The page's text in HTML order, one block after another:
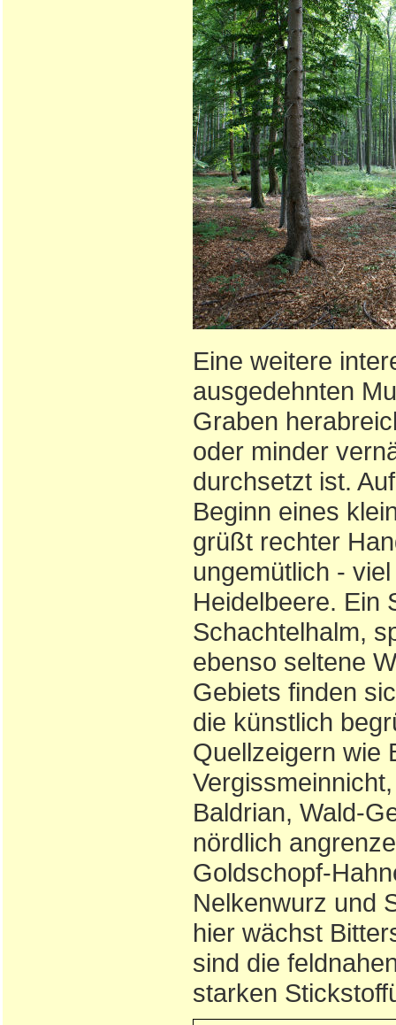
Eine weitere
ausgedehnten
Graben
oder minder
durchsetzt ist.
Beginn eines
grüßt rechter
ungemütlich -
Heidelbeere. Ein
Schachtelhalm,
ebenso seltene
Gebiets finden
die künstlich
Quellzeigern wie
Baldrian, Wald-
nördlich
Goldschopf-
Nelkenwurz und
hier wächst
sind die
starken